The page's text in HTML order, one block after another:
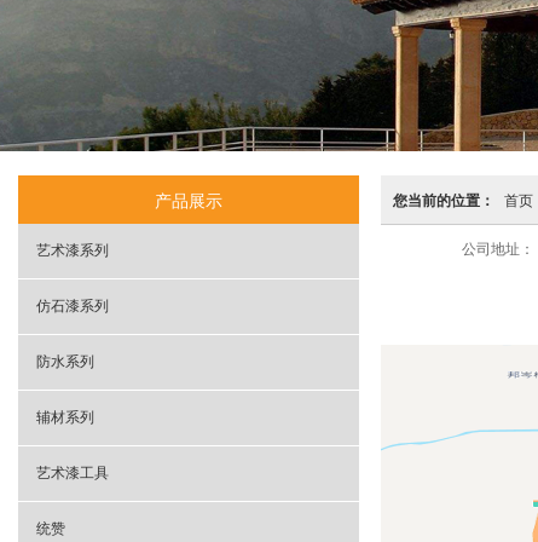
您当前的位置： 首页
公司地址：
产品展示
艺术漆系列
仿石漆系列
防水系列
辅材系列
艺术漆工具
统赞